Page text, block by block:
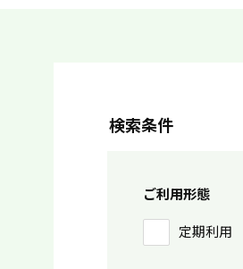
検索条件
ご利用形態
定期利用